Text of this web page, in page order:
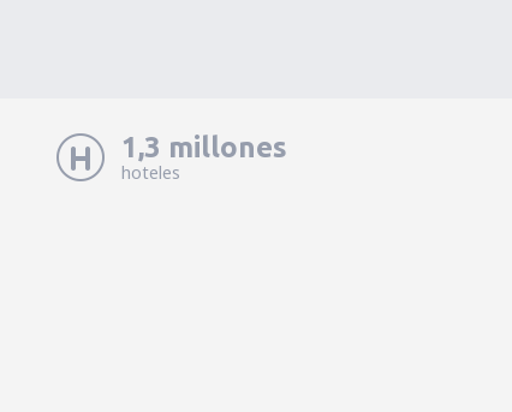
1,3 millones
hoteles